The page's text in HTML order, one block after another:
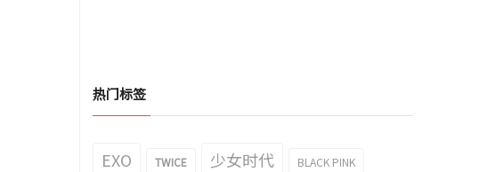
热门标签
EXO TWICE 少女时代 BLACK PINK